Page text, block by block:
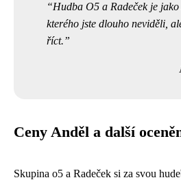
Hudba O5 a Radeček je
kterého jste dlouho neviděli,
říct.
Ceny Anděl a další
Skupina o5 a Radeček si za svou